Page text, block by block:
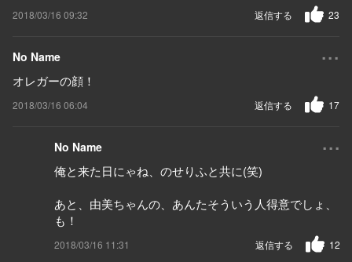
2018/03/16 09:32 23
返信する
No Name ...
オレガーの顔！
2018/03/16 06:04 17
返信する
No Name ...
俺と来た日にゃね、のせりふと共に(笑)
あと、由美ちゃんの、あんたそういう人得意でしょ、
も！
2018/03/16 11:31 12
返信する